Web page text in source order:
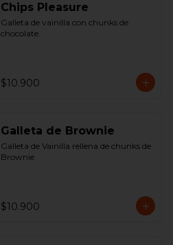
Chips Pleasure
Galleta de vainilla con chunks de
chocolate.
$10.900
Galleta de Brownie
Galleta de Vainilla rellena de chunks de
Brownie
$10.900